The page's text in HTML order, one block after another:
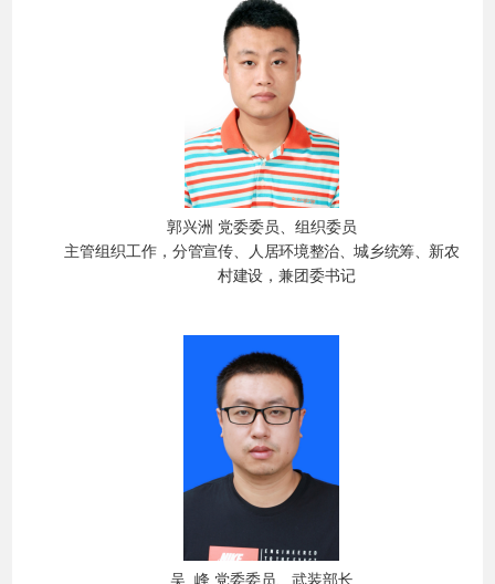
郭兴洲 党委委员、组织委员
主管组织工作，分管宣传、
人居环境整治、城乡统筹、新农
村建设， 兼团委书记
吴 峰 党委委员、武装部长